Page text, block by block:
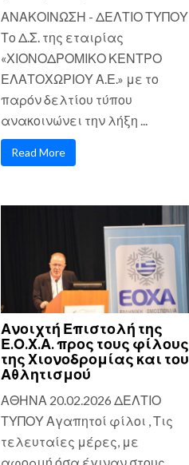
ΑΝΑΚΟΙΝΩΣΗ - ΔΕΛΤΙΟ ΤΥΠΟΥ
Το Δ.Σ. της εταιρίας
«ΧΙΟΝΟΔΡΟΜΙΚΟ ΚΕΝΤΡΟ
ΕΛΑΤΟΧΩΡΙΟΥ Α.Ε.» με το
παρόν δελτίου τύπου
ανακοινώνει την λήξη ...
Read More
Ανοιχτή Επιστολή της
Ε.Ο.Χ.Α. προς τους φίλους
της Χιονοδρομίας και του
Αθλητισμού
ΑΘΗΝΑ 20.02.2026 ΔΕΛΤΙΟ
ΤΥΠΟΥ Αγαπητοί φίλοι , Τις
τελευταίες μέρες, με